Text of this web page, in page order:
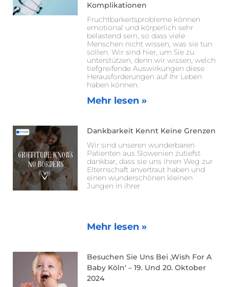
Komplikationen
Fruchtbarkeitsprobleme können
emotional und körperlich sehr
belastend sein, so dass viele
Menschen nicht wissen, was sie tun
sollen. Wir sind hier, um Sie zu
unterstützen, denn wir wissen, welch
tiefgreifende Auswirkungen diese
Herausforderungen auf Ihr Leben
haben können.
Mehr lesen »
Dankbarkeit Kennt Keine Grenzen
Wir sind unseren wunderbaren
Patienten aus Slowenien zutiefst
dankbar, dass sie uns ihren Weg zur
Elternschaft anvertraut haben und
einen wunderschönen kleinen
Jungen in ihrer
Mehr lesen »
Besuchen Sie Uns Bei ‚Wish For A
Baby Köln‘ – 19. Und 20. Oktober
2024